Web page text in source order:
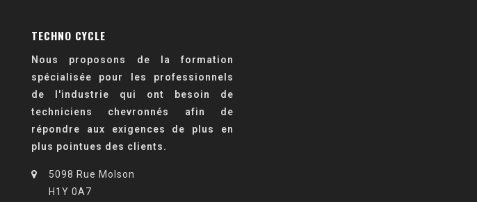
TECHNO CYCLE
Nous proposons de la formation
spécialisée pour les professionnels
de l'industrie qui ont besoin de
techniciens chevronnés afin de
répondre aux exigences de plus en
plus pointues des clients.
5098 Rue Molson
H1Y 0A7